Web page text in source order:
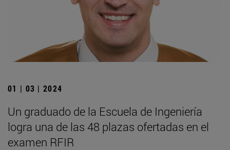
01 | 03 | 2024
Un graduado de la Escuela de Ingeniería
logra una de las 48 plazas ofertadas en el
examen RFIR